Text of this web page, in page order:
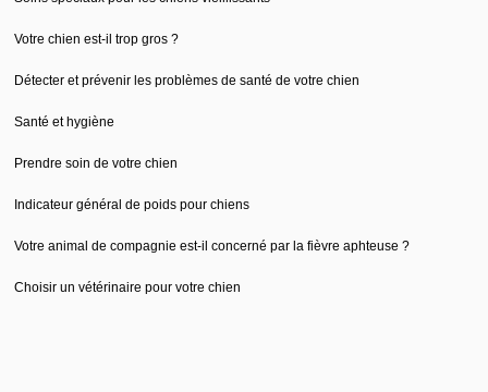
Votre chien est-il trop gros ?
Détecter et prévenir les problèmes de santé de votre chien
Santé et hygiène
Prendre soin de votre chien
Indicateur général de poids pour chiens
Votre animal de compagnie est-il concerné par la fièvre aphteuse ?
Choisir un vétérinaire pour votre chien